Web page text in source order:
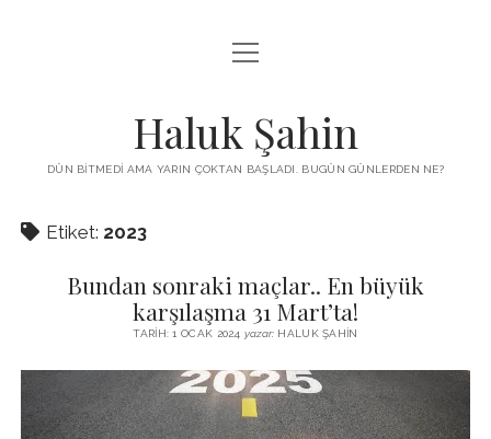
KUTUP YILDIZI
MENDIREK YAZILARI
İYI YAŞAM VE MUTLULUK ÜZERINE
BABIALI’DE CINAYET
BIZ KIMIZ?
DERS NOTLARI – LECTURE NOTES
MED 532 SPRING ‘25
YAZMADAN EDEMEDIM
menüyü
aç
Haluk Şahin
DÜN BITMEDI AMA YARIN ÇOKTAN BAŞLADI. BUGÜN GÜNLERDEN NE?
Etiket: 2023
Bundan sonraki maçlar.. En büyük
karşılaşma 31 Mart’ta!
TARIH: 1 OCAK 2024yazar: HALUK ŞAHIN